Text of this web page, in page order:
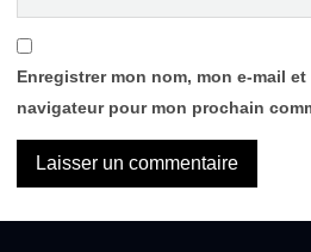
Enregistrer mon nom, mon e-mail
navigateur pour mon prochain